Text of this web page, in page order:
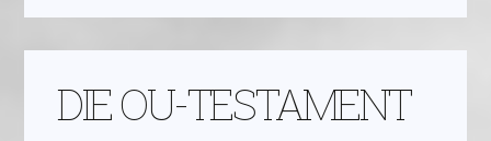
DIE OU-TESTAMENT